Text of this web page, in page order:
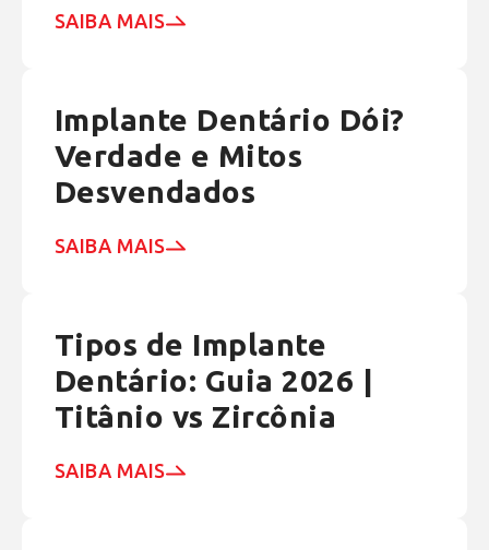
SAIBA MAIS
Implante Dentário Dói?
Verdade e Mitos
Desvendados
SAIBA MAIS
Tipos de Implante
Dentário: Guia 2026 |
Titânio vs Zircônia
SAIBA MAIS